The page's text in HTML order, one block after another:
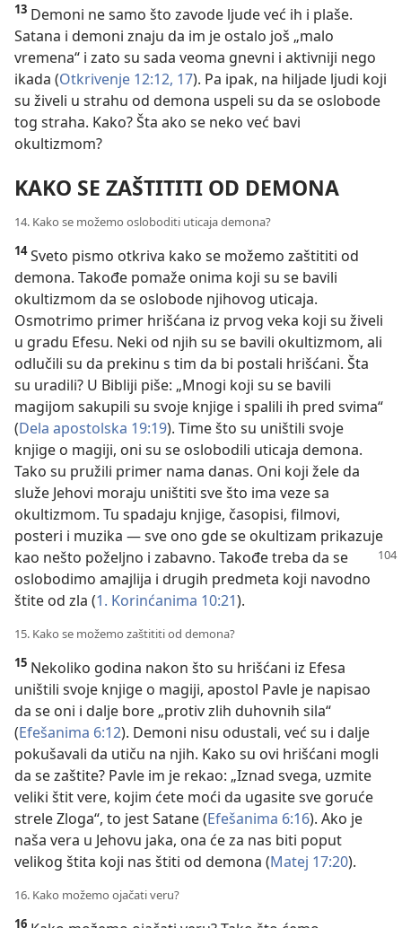
13 Demoni ne samo što zavode ljude već ih i plaše.
Satana i demoni znaju da im je ostalo još „malo
vremena“ i zato su sada veoma gnevni i aktivniji nego
ikada (Otkrivenje 12:12, 17). Pa ipak, na hiljade ljudi koji
su živeli u strahu od demona uspeli su da se oslobode
tog straha. Kako? Šta ako se neko već bavi
okultizmom?
KAKO SE ZAŠTITITI OD DEMONA
14. Kako se možemo osloboditi uticaja demona?
14Sveto pismo otkriva kako se možemo zaštititi od
demona. Takođe pomaže onima koji su se bavili
okultizmom da se oslobode njihovog uticaja.
Osmotrimo primer hrišćana iz prvog veka koji su živeli
u gradu Efesu. Neki od njih su se bavili okultizmom, ali
odlučili su da prekinu s tim da bi postali hrišćani. Šta
su uradili? U Bibliji piše: „Mnogi koji su se bavili
magijom sakupili su svoje knjige i spalili ih pred svima“
(Dela apostolska 19:19). Time što su uništili svoje
knjige o magiji, oni su se oslobodili uticaja demona.
Tako su pružili primer nama danas. Oni koji žele da
služe Jehovi moraju uništiti sve što ima veze sa
okultizmom. Tu spadaju knjige, časopisi, filmovi,
posteri i muzika — sve ono gde se okultizam prikazuje
kao nešto poželjno i zabavno. Takođe treba da se
oslobodimo amajlija i drugih predmeta koji navodno
štite od zla (1. Korinćanima 10:21).
15. Kako se možemo zaštititi od demona?
15 Nekoliko godina nakon što su hrišćani iz Efesa
uništili svoje knjige o magiji, apostol Pavle je napisao
da se oni i dalje bore „protiv zlih duhovnih sila“
(Efešanima 6:12). Demoni nisu odustali, već su i dalje
pokušavali da utiču na njih. Kako su ovi hrišćani mogli
da se zaštite? Pavle im je rekao: „Iznad svega, uzmite
veliki štit vere, kojim ćete moći da ugasite sve goruće
strele Zloga“, to jest Satane (Efešanima 6:16). Ako je
naša vera u Jehovu jaka, ona će za nas biti poput
velikog štita koji nas štiti od demona (Matej 17:20).
16. Kako možemo ojačati veru?
16